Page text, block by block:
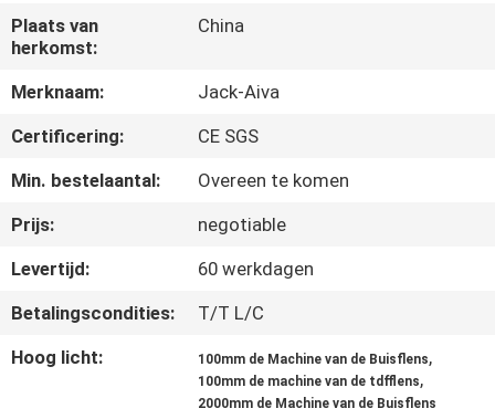
ONS
FABRIEKSTOCHT
KWALITEITSCONTROLE
NEEM
CONTACT
MET
ONS
Plaats van
herkomst:
China
Merknaam:
Jack-Aiva
Certificering:
CE SGS
Min. bestelaantal:
Overeen te komen
Prijs:
negotiable
Levertijd:
60 werkdagen
Betalingscondities:
T/T L/C
Hoog licht:
100mm de Machine van de Buisflens,
100mm de machine van de tdfflens,
2000mm de Machine van de Buisflens